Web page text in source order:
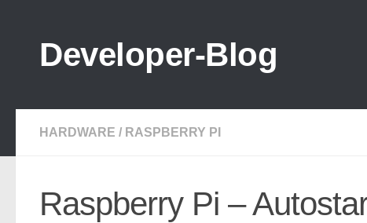
Developer-Blog
HARDWARE / RASPBERRY PI
Raspberry Pi –